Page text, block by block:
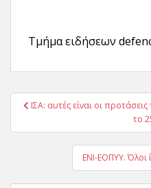
Τμήμα ειδήσεων
Πλοήγηση
ΙΣΑ: αυτές είναι οι
το
ΕΝΙ-ΕΟΠΥΥ. Όλοι